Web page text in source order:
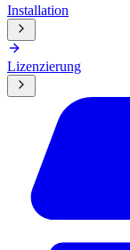
Installation
Lizenzierung